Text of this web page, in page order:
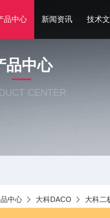
品中心 新闻资讯 技术
品中心
CENTER
中心 大科DACO 大科二